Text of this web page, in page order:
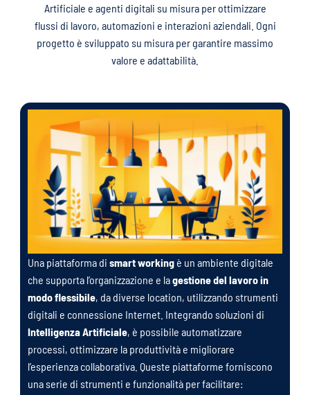
Artificiale e agenti digitali su misura per ottimizzare
flussi di lavoro, automazioni e interazioni aziendali. Ogni
progetto è sviluppato su misura per garantire massimo
valore e adattabilità.
Una piattaforma di smart workingè un ambiente digitale
che supporta l’organizzazione e lagestione del lavoro in
modo flessibile, da diverse location, utilizzando strumenti
digitali e connessione Internet. Integrando soluzioni di
Intelligenza Artificiale, è possibile automatizzare
processi, ottimizzare la produttività e migliorare
l’esperienza collaborativa. Queste piattaforme forniscono
una serie di strumenti e funzionalità per facilitare: